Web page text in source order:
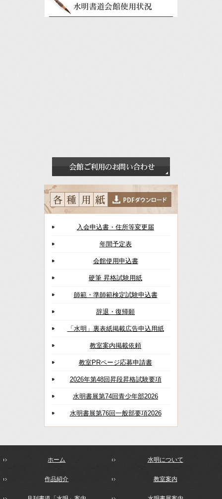
入会申込書・住所等変更届
年間予定表
会館使用申込書
硬筆 昇格試験用紙
師範・準師範検定試験申込書
辞退・復帰願
「水明」裏表紙掲載広告申込用紙
教室案内掲載依頼
教室PRページ応募申請書
2026年第48回昇段昇格試験要項
水明書展第74回青少年部2026
水明書展第76回一般部要項2026
ホーム 水明について
作品紹介 教室案内